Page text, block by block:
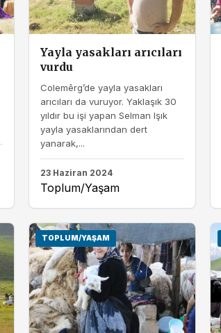
Yayla yasakları arıcıları
vurdu
Colemêrg’de yayla yasakları
arıcıları da vuruyor. Yaklaşık 30
yıldır bu işi yapan Selman Işık
yayla yasaklarından dert
yanarak,...
23 Haziran 2024
Toplum/Yaşam
TOPLUM/YAŞAM